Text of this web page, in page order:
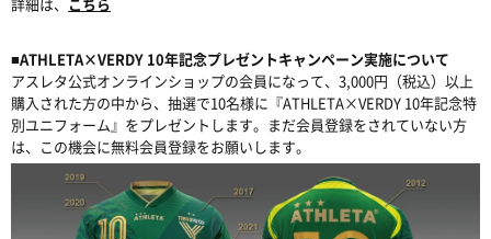
■ATHLETA×VERDY 10年記念プレゼントキャンペーン実施について
アスレタ公式オンラインショップの会員になって、3,000円（税込）以上
購入された方の中から、抽選で10名様に『ATHLETA×VERDY 10年記念特
別ユニフォーム』をプレゼントします。まだ会員登録をされていない方
は、この機会に無料会員登録をお願いします。